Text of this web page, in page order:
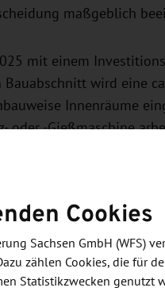
maßgeblich
mit einem
wird eine
Innenräume
oder -Gießmaschine
, Labor- und
des
v. a. für
Mitarbeiter im
Cookies
Sachsen GmbH (WFS)
zählen Cookies, die für
Statistikzwecken genutzt